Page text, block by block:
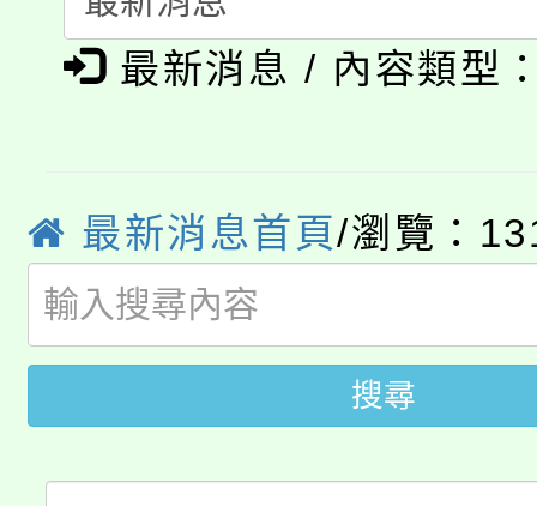
《TA101》溝通分析基
系所師生報名參加。
淨零綠生活教案入校路
學籍身 分審查程序及
版
淨零綠領人才培育課程
公告本校115學年度第
代理(課)教師甄選結果(
「2026金融保險知識
車」活動
桃園市115學年度學生
生本土語及新住民語歌
公告本校115學年度第
最新消息 / 內容類型
最新消息首頁/瀏覽：
搜尋